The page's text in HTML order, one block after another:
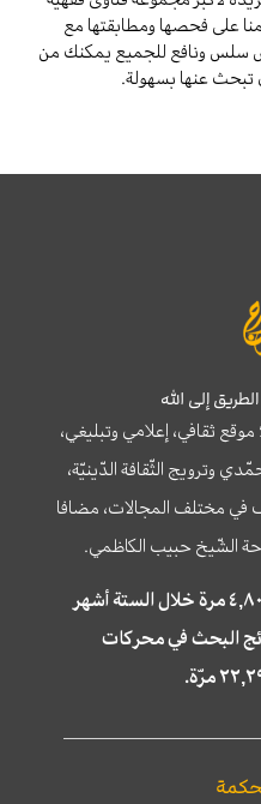
على فحصها ومطابقتها مع
سلس ونافع للجميع يمكنك من
تبحث عنها بسهولة.
إلى الله
ثقافي، إعلامي وتبليغي،
وترويج الثّقافة الدّينيّة،
في مختلف المجالات، مضافا
الشّيخ حبيب الكاظمي.
تمّت زيارة موقع سراج ٤,٨٠٠,٠٠٠ مرة خلال الستة أشهر
البحث في محركات